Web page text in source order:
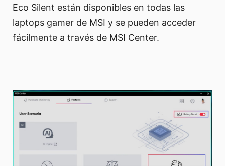
Eco Silent están disponibles en todas las
laptops gamer de MSI y se pueden acceder
fácilmente a través de MSI Center.